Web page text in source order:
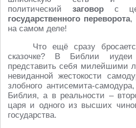
политический заговорс
государственного переворота,
на самом деле!
Что ещё сразу
сказочке? В Библии
представить себя милейшими
невиданной жестокости
злобного антисемита-
Библия, а в реальности –
царя и одного из высших
государства.